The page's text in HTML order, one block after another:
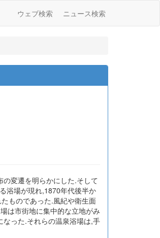
ウェブ検索 ニュース検索
変遷を明らかにした.そして
浴場が現れ,1870年代後半か
ものであった.風紀や衛生面
は市街地に集中的な立地がみ
った.それらの温泉浴場は,手